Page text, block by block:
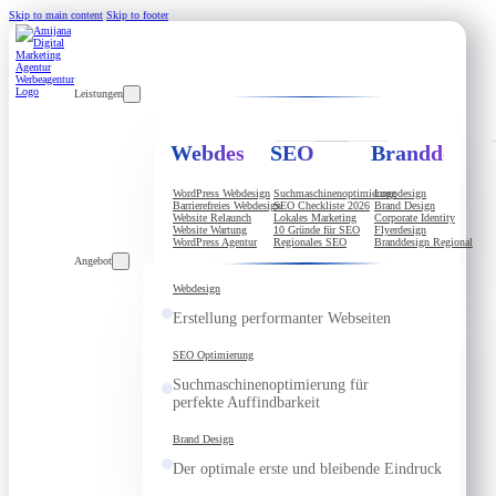
Skip to main content Skip to footer
Leistungen
Webdesign
WordPress Webdesign
Barrierefreies Webdesign
Website Relaunch
Website Wartung
WordPress Agentur
SEO
Suchmaschinenoptimierung
SEO Checkliste 2026
Lokales Marketing
10 Gründe für SEO
Regionales SEO
Branddesign
Logodesign
Brand Design
Corporate Identity
Flyerdesign
Branddesign Regional
Angebot
Webdesign
Erstellung performanter Webseiten
SEO Optimierung
Suchmaschinenoptimierung für
perfekte Auffindbarkeit
Brand Design
Der optimale erste und bleibende Eindruck